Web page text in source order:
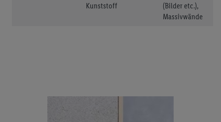
Kunststoff
(Bilder etc.),
Massivwände